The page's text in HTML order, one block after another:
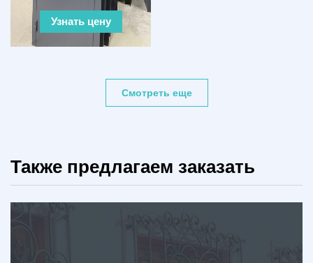
Узнать цену
Смотреть еще
Также предлагаем заказать